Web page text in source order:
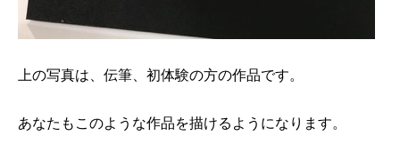
上の写真は、伝筆、初体験の方の作品です。
あなたもこのような作品を描けるようになります。